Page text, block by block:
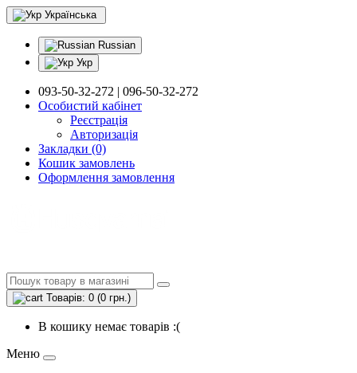
Українська
Russian
Укр
093-50-32-272 | 096-50-32-272
Особистий кабінет
Реєстрація
Авторизація
Закладки (0)
Кошик замовлень
Оформлення замовлення
Товарів: 0 (0 грн.)
В кошику немає товарів :(
Меню